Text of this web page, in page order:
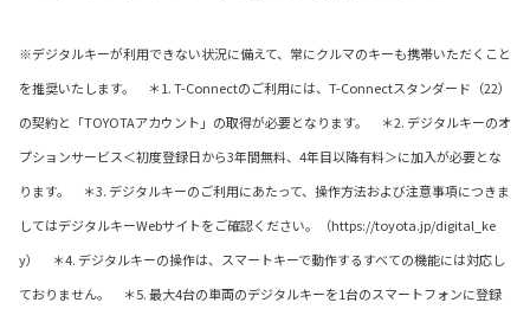
※デジタルキーが利用できない状況に備えて、常にクルマのキーも携帯いただくこと
を推奨いたします。 ＊1. T-Connectのご利用には、T-Connectスタンダード（22）
の契約と「TOYOTAアカウント」の取得が必要となります。 ＊2. デジタルキーのオ
プションサービス＜初度登録日から3年間無料、4年目以降有料＞に加入が必要とな
ります。 ＊3. デジタルキーのご利用にあたって、操作方法および注意事項につきま
してはデジタルキーWebサイトをご確認ください。（https://toyota.jp/digital_ke
y） ＊4. デジタルキーの操作は、スマートキーで動作するすべての機能には対応し
ておりません。 ＊5. 最大4台の車両のデジタルキーを1台のスマートフォンに登録